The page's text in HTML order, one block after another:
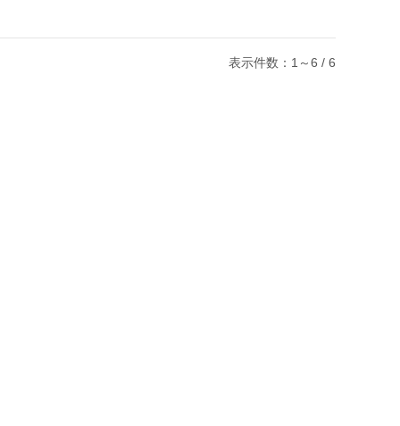
表示件数：1～6 / 6